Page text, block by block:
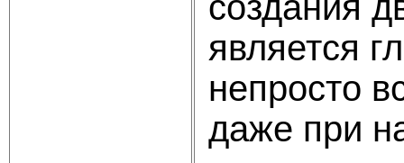
является
непросто
даже при